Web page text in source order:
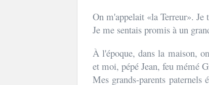
On m'appelait «la Terreur». Je
Je me sentais promis à un
À l'époque, dans la maison,
et moi, pépé Jean, feu mémé
Mes grands-parents